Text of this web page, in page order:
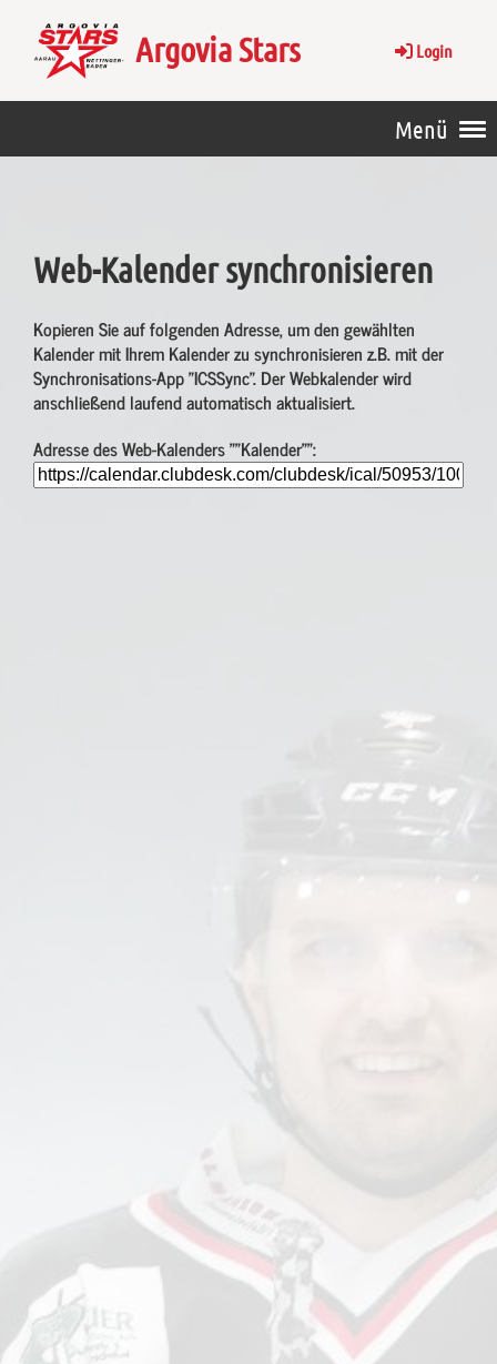
Argovia Stars Login
Menü
Web-Kalender synchronisieren
Kopieren Sie auf folgenden Adresse, um den gewählten
Kalender mit Ihrem Kalender zu synchronisieren z.B. mit der
Synchronisations-App "ICSSync". Der Webkalender wird
anschließend laufend automatisch aktualisiert.
Adresse des Web-Kalenders ""Kalender"":